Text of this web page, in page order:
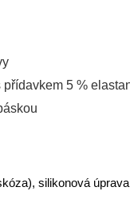
5 %
silikonová